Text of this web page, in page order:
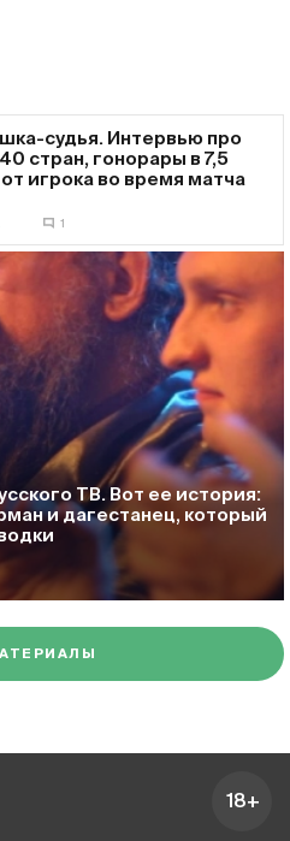
судья. Интервью про
стран, гонорары в 7,5
игрока во время матча
1
ТВ. Вот ее история:
и дагестанец, который
18+